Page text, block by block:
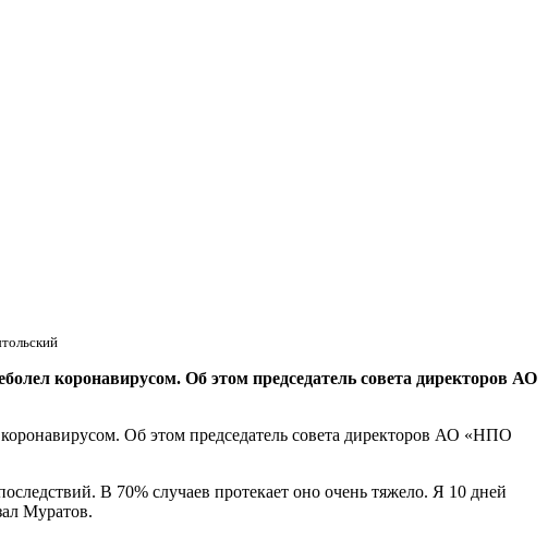
коронавирусом. Об этом председатель совета директоров АО
Об этом председатель совета директоров АО «НПО
В 70% случаев протекает оно очень тяжело. Я 10 дней
Муратов.